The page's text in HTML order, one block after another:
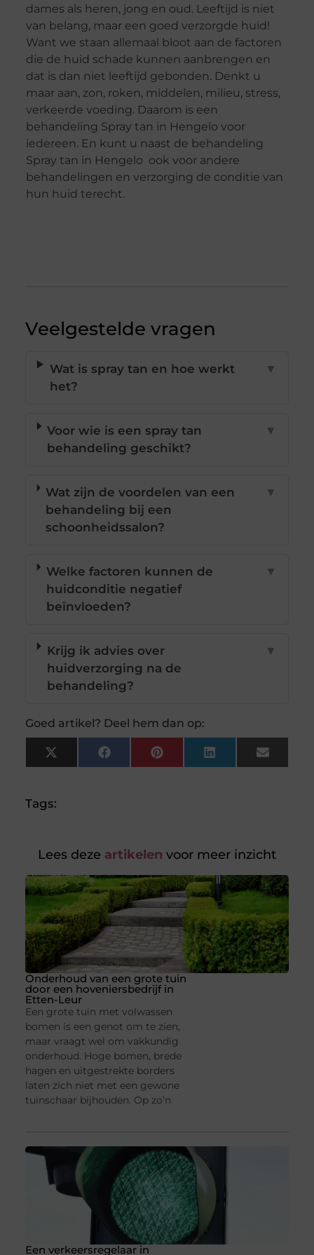
dames als heren, jong en oud. Leeftijd is niet
van belang, maar een goed verzorgde huid!
Want we staan allemaal bloot aan de factoren
die de huid schade kunnen aanbrengen en
dat is dan niet leeftijd gebonden. Denkt u
maar aan, zon, roken, middelen, milieu, stress,
verkeerde voeding. Daarom is een
behandeling Spray tan in Hengelo voor
iedereen. En kunt u naast de behandeling
Spray tan in Hengelo ook voor andere
behandelingen en verzorging de conditie van
hun huid terecht.
Veelgestelde vragen
Wat is spray tan en hoe werkt
het?
▼
Voor wie is een spray tan
behandeling geschikt?
▼
Wat zijn de voordelen van een
behandeling bij een
schoonheidssalon?
▼
Welke factoren kunnen de
huidconditie negatief
beïnvloeden?
▼
Krijg ik advies over
huidverzorging na de
behandeling?
▼
Goed artikel? Deel hem dan op:
X
(Twitter)
FacebookPinterestLinkedInEmail
Tags:
Lees deze artikelen voor meer inzicht
Onderhoud van een grote tuin
door een hoveniersbedrijf in
Etten-Leur
Een grote tuin met volwassen
bomen is een genot om te zien,
maar vraagt wel om vakkundig
onderhoud. Hoge bomen, brede
hagen en uitgestrekte borders
laten zich niet met een gewone
tuinschaar bijhouden. Op zo’n
Een verkeersregelaar in